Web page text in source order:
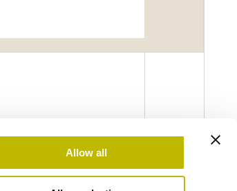
Allow all